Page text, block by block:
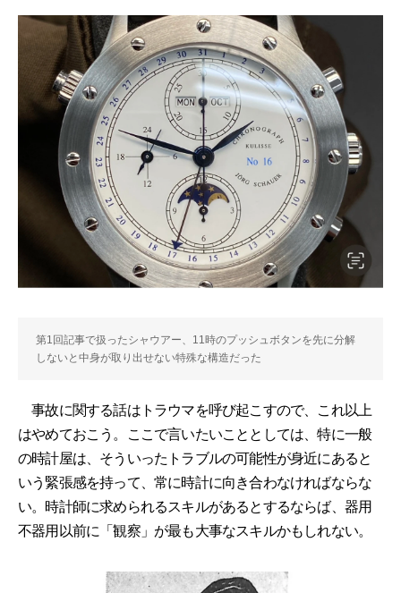
第1回記事で扱ったシャウアー、11時のプッシュボタンを先に分解
しないと中身が取り出せない特殊な構造だった
事故に関する話はトラウマを呼び起こすので、これ以上
はやめておこう。ここで言いたいこととしては、特に一般
の時計屋は、そういったトラブルの可能性が身近にあると
いう緊張感を持って、常に時計に向き合わなければならな
い。時計師に求められるスキルがあるとするならば、器用
不器用以前に「観察」が最も大事なスキルかもしれない。